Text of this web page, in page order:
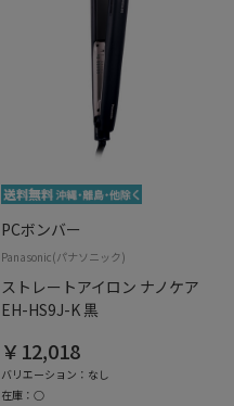
PCボンバー
Panasonic(パナソニック)
ストレートアイロン ナノケア
EH-HS9J-K 黒
￥12,018
バリエーション：なし
在庫：○